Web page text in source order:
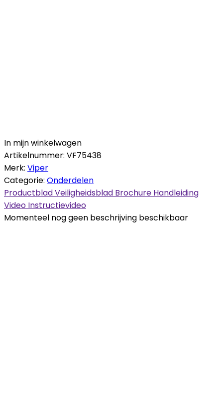
In mijn winkelwagen
Artikelnummer: VF75438
Merk: Viper
Categorie: Onderdelen
ProductbladVeiligheidsblad Brochure Handleiding
Video Instructievideo
Momenteel nog geen beschrijving beschikbaar